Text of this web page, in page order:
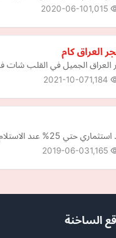
2020-06-10
العراق كام
الجميل في القلب شات
2021-10-07
بمدينة الشيخ محمد بن راشد امام برج خليفه
2019-06-03
الساخنة